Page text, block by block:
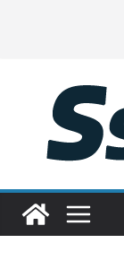
conteúdo